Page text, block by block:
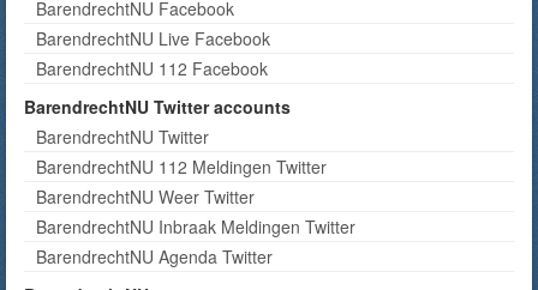
BarendrechtNU Facebook
BarendrechtNU Live Facebook
BarendrechtNU 112 Facebook
BarendrechtNU Twitter accounts
BarendrechtNU Twitter
BarendrechtNU 112 Meldingen Twitter
BarendrechtNU Weer Twitter
BarendrechtNU Inbraak Meldingen Twitter
BarendrechtNU Agenda Twitter